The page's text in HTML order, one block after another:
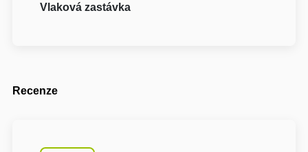
Vlaková zastávka
Recenze